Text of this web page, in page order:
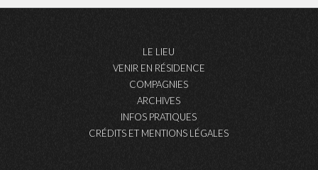
LE LIEU
VENIR EN RÉSIDENCE
COMPAGNIES
ARCHIVES
INFOS PRATIQUES
CRÉDITS ET MENTIONS LÉGALES